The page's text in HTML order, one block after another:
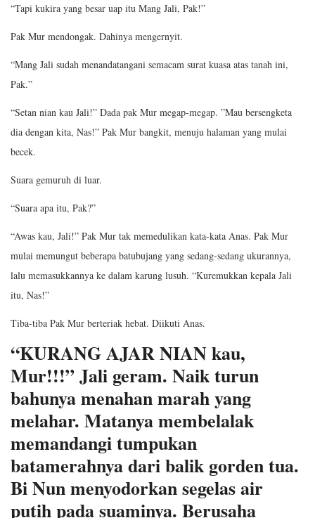
“Tapi kukira yang besar uap itu Mang Jali, Pak!”
Pak Mur mendongak. Dahinya mengernyit.
“Mang Jali sudah menandatangani semacam surat kuasa atas tanah ini,
Pak.”
“Setan nian kau Jali!” Dada pak Mur megap-megap. ”Mau bersengketa
dia dengan kita, Nas!” Pak Mur bangkit, menuju halaman yang mulai
becek.
Suara gemuruh di luar.
“Suara apa itu, Pak?”
“Awas kau, Jali!” Pak Mur tak memedulikan kata-kata Anas. Pak Mur
mulai memungut beberapa batubujang yang sedang-sedang ukurannya,
lalu memasukkannya ke dalam karung lusuh. “Kuremukkan kepala Jali
itu, Nas!”
Tiba-tiba Pak Mur berteriak hebat. Diikuti Anas.
“KURANG AJAR NIAN kau,
Mur!!!” Jali geram. Naik turun
bahunya menahan marah yang
melahar. Matanya membelalak
memandangi tumpukan
batamerahnya dari balik gorden tua.
Bi Nun menyodorkan segelas air
putih pada suaminya. Berusaha